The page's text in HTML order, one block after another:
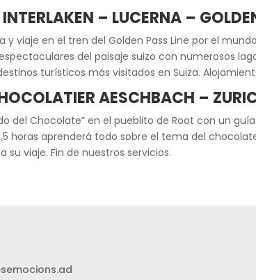
– LUCERNA –
y viaje en el tren del Golden Pass Line por el
del paisaje suizo con numerosos
turísticos más visitados en Suiza.
AESCHBACH –
del Chocolate” en el pueblito de Root con un
horas aprenderá todo sobre el tema del
viaje. Fin de nuestros servicios.